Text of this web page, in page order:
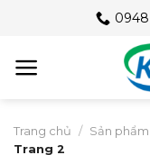
content
Trang chủ / Sản
Trang 2